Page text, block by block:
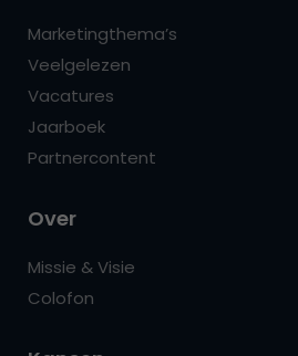
Marketingthema’s
Veelgelezen
Vacatures
Jaarboek
Partnercontent
Over
Missie & Visie
Colofon